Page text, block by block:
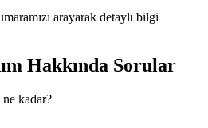
arayarak detaylı bilgi
Hakkında Sorular
kadar?